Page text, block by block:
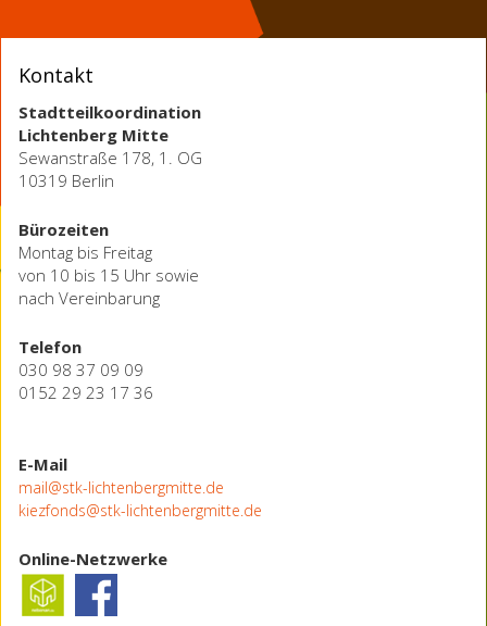
Kontakt
Stadtteilkoordination
Lichtenberg Mitte
Sewanstraße 178, 1. OG
10319 Berlin
Bürozeiten
Montag bis Freitag
von 10 bis 15 Uhr sowie
nach Vereinbarung
Telefon
030 98 37 09 09
0152 29 23 17 36
E-Mail
mail@stk-lichtenbergmitte.de
kiezfonds@stk-lichtenbergmitte.de
Online-Netzwerke